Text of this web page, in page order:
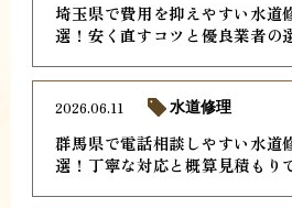
埼玉県で費用を抑えやすい水道
選！安く直すコツと優良業者の
群馬県で電話相談しやすい水道
選！丁寧な対応と概算見積もり
2026.06.11 水道修理